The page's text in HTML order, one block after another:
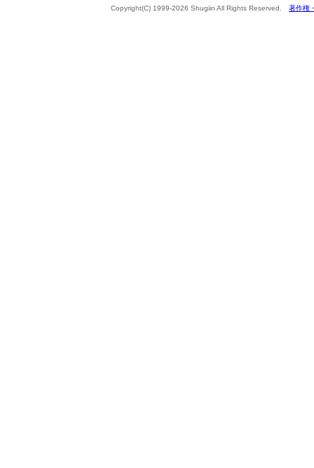
Copyright(C) 1999-2026 Shugiin All Rights Reserved. 著作権